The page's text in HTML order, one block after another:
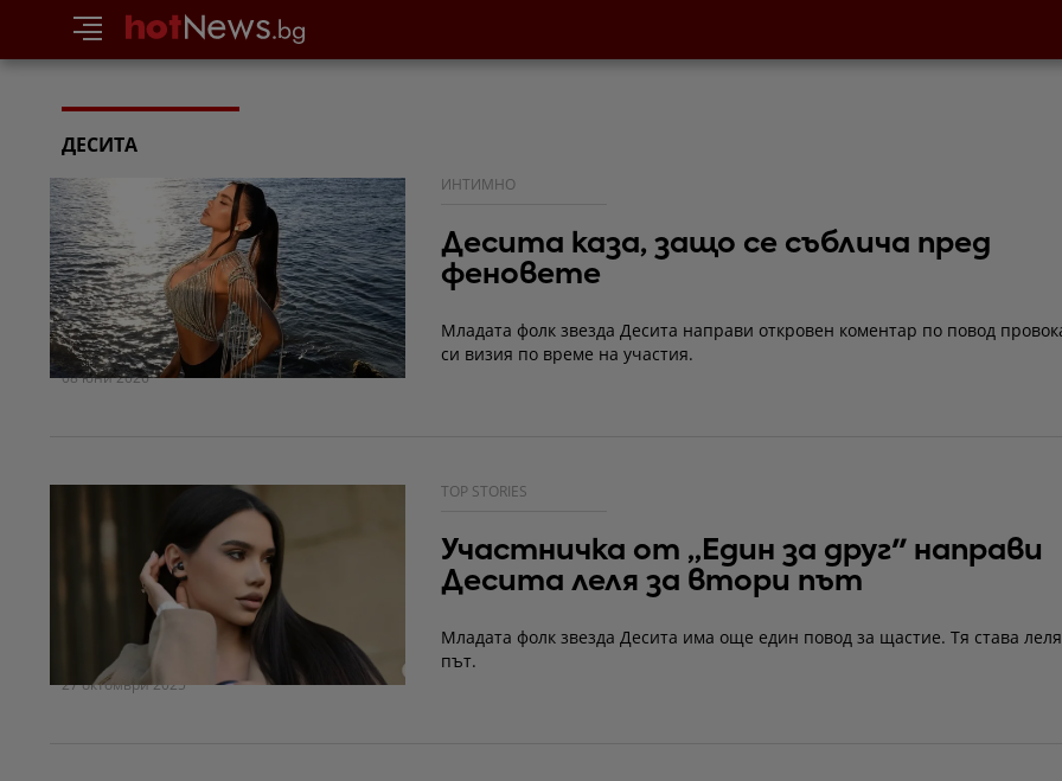
ДЕСИТА
ИНТИМНО
Десита каза, защо се съблича пред
феновете
Младата фолк звезда Десита направи откровен коментар по повод
си визия по време на участия.
08 юни 2026
TOP STORIES
Участничка от „Един за друг" направи
Десита леля за втори път
Младата фолк звезда Десита има още един повод за щастие. Тя става
път.
27 октомври 2025